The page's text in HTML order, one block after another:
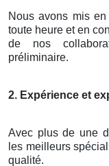
Nous avons mis
toute heure et en
de nos
préliminaire.
2. Expérience et
Avec plus de une
les meilleurs
qualité.